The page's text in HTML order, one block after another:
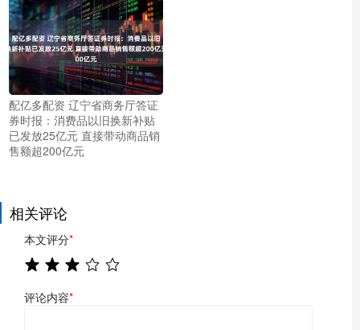
配亿多配资 辽宁省商务厅答证
券时报：消费品以旧换新补贴
已发放25亿元 直接带动商品销
售额超200亿元
相关评论
本文评分*
评论内容*